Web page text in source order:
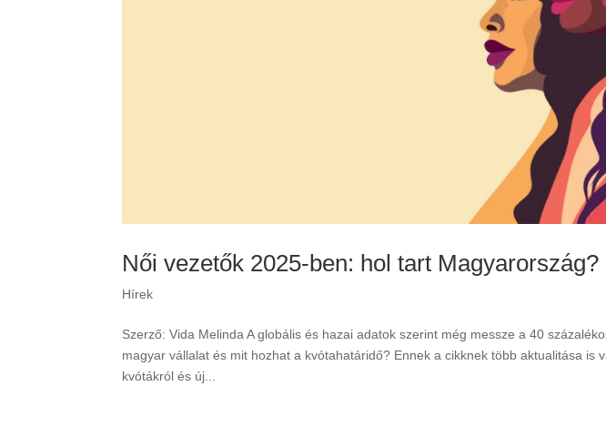
Női vezetők 2025-ben: hol tart Magyarország?
Hírek
Szerző: Vida Melinda A globális és hazai adatok szerint még messze a 40
magyar vállalat és mit hozhat a kvótahatáridő? Ennek a cikknek több aktualitása is
kvótákról és új...